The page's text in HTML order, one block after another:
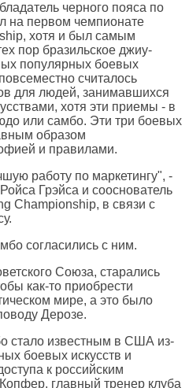
черного пояса по
на первом чемпионате
хотя и был самым
пор бразильское джиу-
популярных боевых
считалось
для людей, занимавшихся
хотя эти приемы - в
или самбо. Эти три боевых
образом
и правилами.
работу по маркетингу", -
Грэйса и сооснователь
Championship, в связи с
согласились с ним.
Союза, старались
как-то приобрести
мире, а это было
Дерозе.
стало известным в США из-
боевых искусств и
к российским
главный тренер клуба